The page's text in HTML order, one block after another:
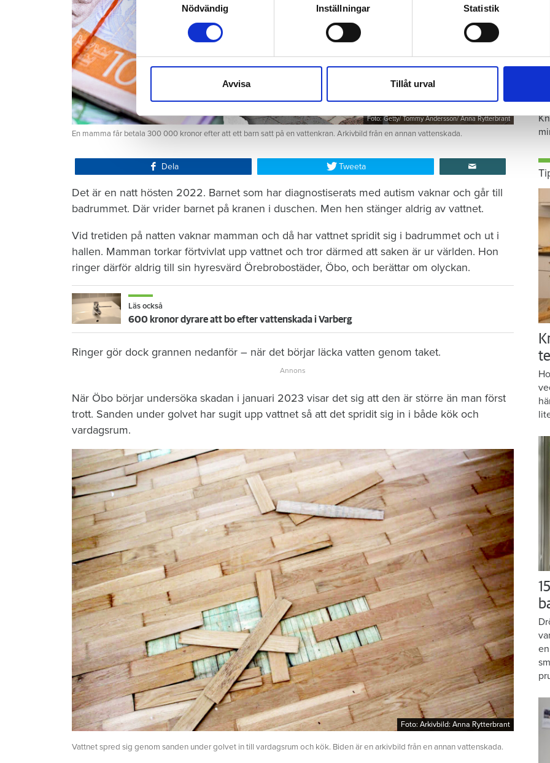
Ta reda på mer om hur dina personliga uppgifter behandlas och ställ in dina preferenser i
eller dra tillbaka ditt samtycke när som helst från cookie-förklaringen.
sociala medier och analysera vår trafik. Vi vidarebefordrar även sådana identifierare och
till de sociala medier och annons- och analysföretag som vi samarbetar med. Dessa kan i
Nödvändig
Inställningar Statistik
Avvisa Tillåt urval
Foto: Getty/ Tommy Andersson/ Anna Rytterbrant
En mamma får betala 300 000 kronor efter att ett barn satt på en vattenkran. Arkivbild från en annan vattenskada.
Dela Tweeta
Det är en natt hösten 2022. Barnet som har diagnostiserats med autism vaknar och går till
badrummet. Där vrider barnet på kranen i duschen. Men hen stänger aldrig av vattnet.
Vid tretiden på natten vaknar mamman och då har vattnet spridit sig i badrummet och ut i
hallen. Mamman torkar förtvivlat upp vattnet och tror därmed att saken är ur världen. Hon
ringer därför aldrig till sin hyresvärd Örebrobostäder, Öbo, och berättar om olyckan.
Läs också
600 kronor dyrare att bo efter vattenskada i Varberg
Ringer gör dock grannen nedanför – när det börjar läcka vatten genom taket.
När Öbo börjar undersöka skadan i januari 2023 visar det sig att den är större än man först
trott. Sanden under golvet har sugit upp vattnet så att det spridit sig in i både kök och
vardagsrum.
Foto: Arkivbild: Anna Rytterbrant
Foto: Arkivbild: Anna Rytterbrant
Vattnet spred sig genom sanden under golvet in till vardagsrum och kök. Biden är en arkivbild från en annan vattenskada.